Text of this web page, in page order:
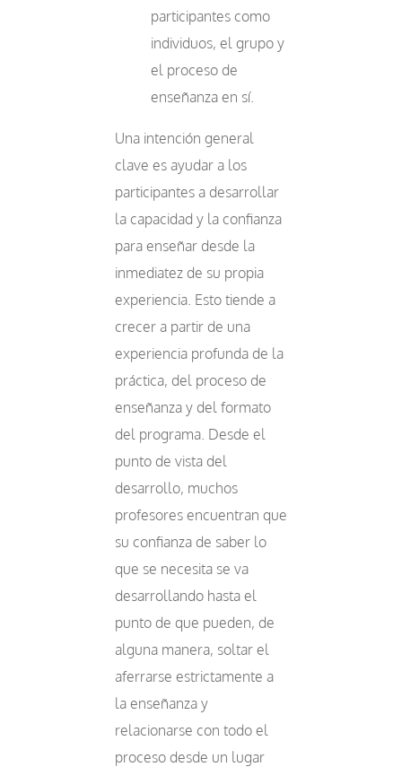
participantes como
individuos, el grupo y
el proceso de
enseñanza en sí.
Una intención general
clave es ayudar a los
participantes a desarrollar
la capacidad y la confianza
para enseñar desde la
inmediatez de su propia
experiencia. Esto tiende a
crecer a partir de una
experiencia profunda de la
práctica, del proceso de
enseñanza y del formato
del programa. Desde el
punto de vista del
desarrollo, muchos
profesores encuentran que
su confianza de saber lo
que se necesita se va
desarrollando hasta el
punto de que pueden, de
alguna manera, soltar el
aferrarse estrictamente a
la enseñanza y
relacionarse con todo el
proceso desde un lugar